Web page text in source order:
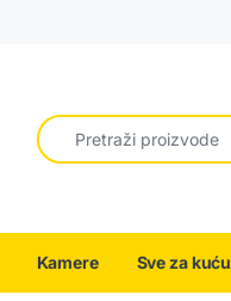
Search for:
Kamere Sve za kuću